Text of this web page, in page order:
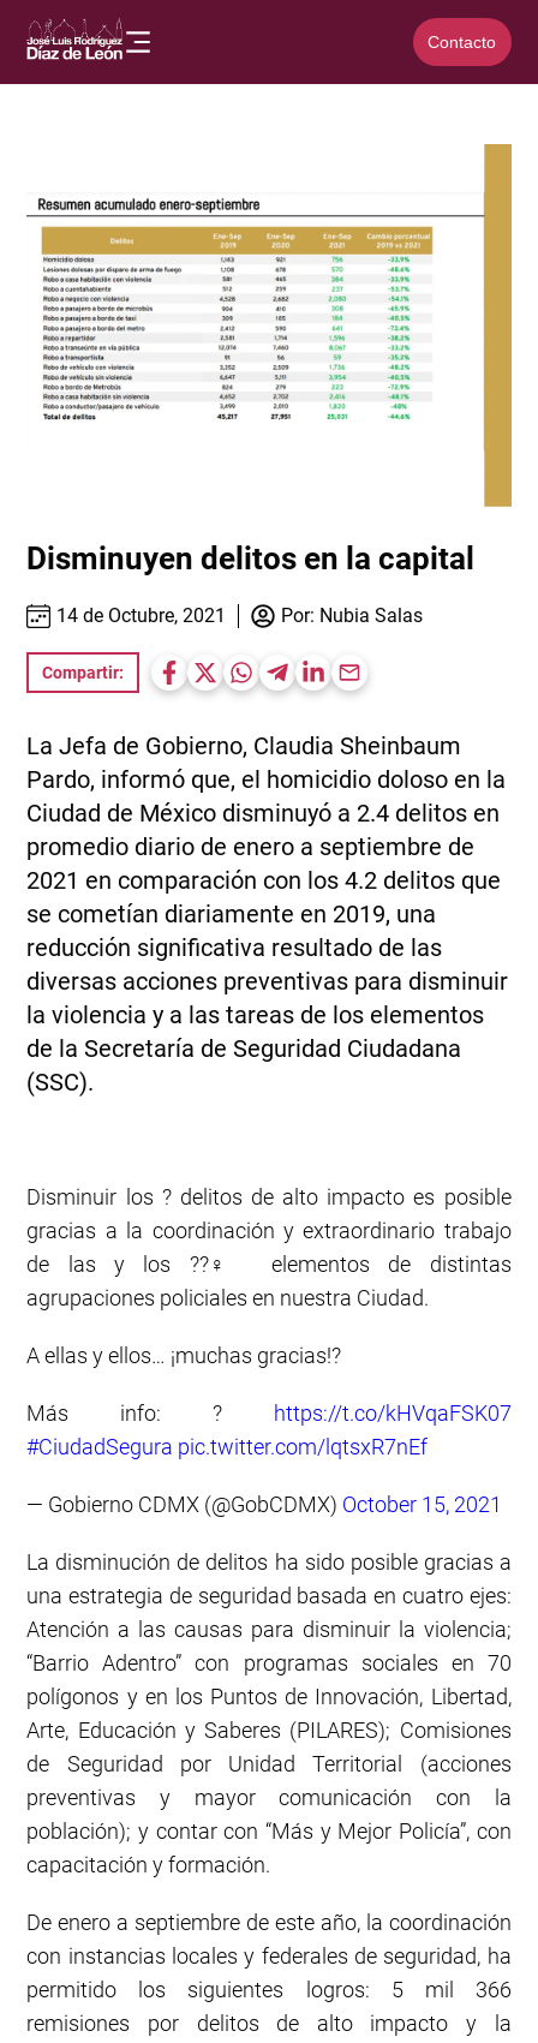
Contacto
Disminuyen delitos en la capital
14 de Octubre, 2021 Por: Nubia Salas
Compartir:
La Jefa de Gobierno, Claudia Sheinbaum
Pardo, informó que, el homicidio doloso en la
Ciudad de México disminuyó a 2.4 delitos en
promedio diario de enero a septiembre de
2021 en comparación con los 4.2 delitos que
se cometían diariamente en 2019, una
reducción significativa resultado de las
diversas acciones preventivas para disminuir
la violencia y a las tareas de los elementos
de la Secretaría de Seguridad Ciudadana
(SSC).
Disminuir los ? delitos de alto impacto es posible
gracias a la coordinación y extraordinario trabajo
de las y los ??‍♀️ elementos de distintas
agrupaciones policiales en nuestra Ciudad.
A ellas y ellos… ¡muchas gracias!?
Más info: ?
https://t.co/kHVqaFSK07
#CiudadSegura pic.twitter.com/lqtsxR7nEf
— Gobierno CDMX (@GobCDMX) October 15, 2021
La disminución de delitos ha sido posible gracias a
una estrategia de seguridad basada en cuatro ejes:
Atención a las causas para disminuir la violencia;
“Barrio Adentro” con programas sociales en 70
polígonos y en los Puntos de Innovación, Libertad,
Arte, Educación y Saberes (PILARES); Comisiones
de Seguridad por Unidad Territorial (acciones
preventivas y mayor comunicación con la
población); y contar con “Más y Mejor Policía”, con
capacitación y formación.
De enero a septiembre de este año, la coordinación
con instancias locales y federales de seguridad, ha
permitido los siguientes logros: 5 mil 366
remisiones por delitos de alto impacto y la